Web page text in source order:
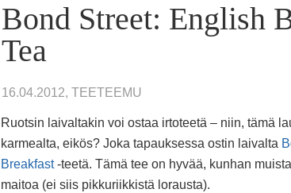
Bond Street: English
Tea
16.04.2012, TEETEEMU
Ruotsin laivaltakin voi ostaa irtoteetä – niin, tämä
karmealta, eikös? Joka tapauksessa ostin laivalta
Breakfast-teetä. Tämä tee on hyvää, kunhan
maitoa (ei siis pikkuriikkistä lorausta).